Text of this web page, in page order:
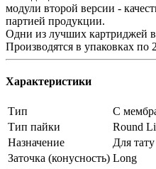
модули второй версии -
партией продукции.
Одни из лучших картриджей
Производятся в упаковках по
Характеристики
Тип
С
Тип пайки
Round
Назначение
Для тату
Заточка (конусность) Long